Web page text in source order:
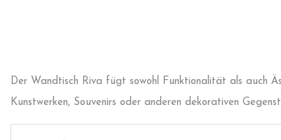
Der Wandtisch Riva fügt sowohl Funktionalität als auch
Kunstwerken, Souvenirs oder anderen dekorativen